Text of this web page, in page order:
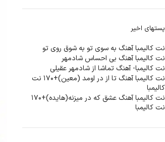
پستهای اخیر
نت کالیمبا آهنگ به سوی تو به شوق روی تو
نت کالیمبا آهنگ بی احساس شادمهر
نت کالیمبا- آهنگ تماشا از شادمهر عقیلی
نت کالیمبا آهنگ تا از در اومد (معین)+170 نت
کالیمبا
نت کالیمبا آهنگ عشق که در میزنه(هایده)+170
نت کالیمبا